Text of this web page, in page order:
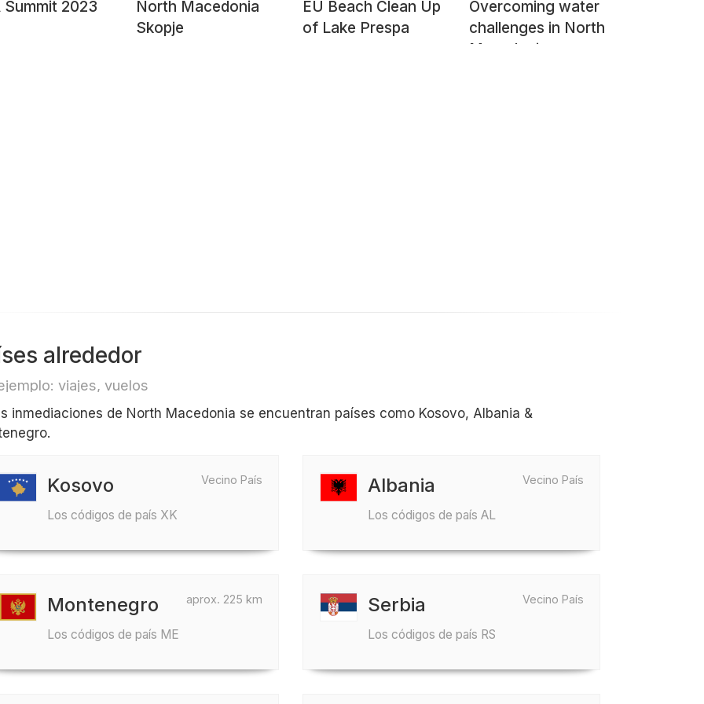
Summit 2023
North Macedonia
Skopje
EU Beach Clean Up
of Lake Prespa
Overcoming water
challenges in North
Macedonia
alrededor
viajes, vuelos
inmediaciones de North Macedonia se encuentran países como Kosovo, Albania &
Vecino País
Kosovo
Los códigos de país XK
Vecino País
Albania
Los códigos de país AL
aprox. 225 km
Montenegro
Los códigos de país ME
Vecino País
Serbia
Los códigos de país RS